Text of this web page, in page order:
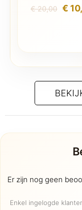
€20,00 €
Er zijn nog geen
Enkel ingelogde